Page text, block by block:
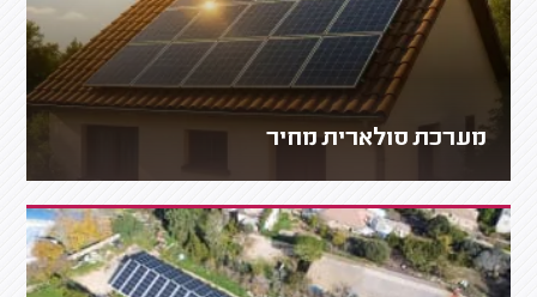
מערכת סולארית מחיר